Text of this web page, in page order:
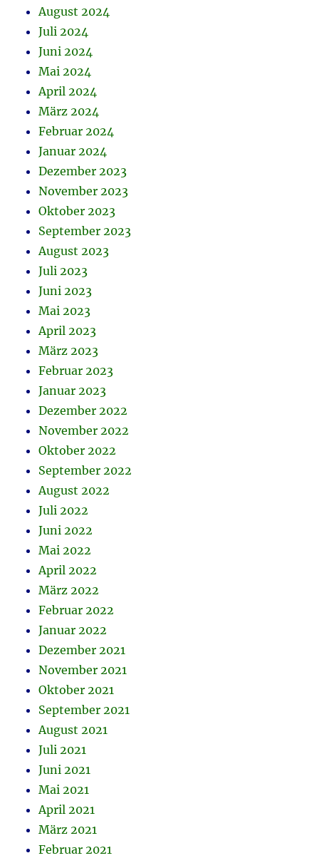
August 2024
Juli 2024
Juni 2024
Mai 2024
April 2024
März 2024
Februar 2024
Januar 2024
Dezember 2023
November 2023
Oktober 2023
September 2023
August 2023
Juli 2023
Juni 2023
Mai 2023
April 2023
März 2023
Februar 2023
Januar 2023
Dezember 2022
November 2022
Oktober 2022
September 2022
August 2022
Juli 2022
Juni 2022
Mai 2022
April 2022
März 2022
Februar 2022
Januar 2022
Dezember 2021
November 2021
Oktober 2021
September 2021
August 2021
Juli 2021
Juni 2021
Mai 2021
April 2021
März 2021
Februar 2021